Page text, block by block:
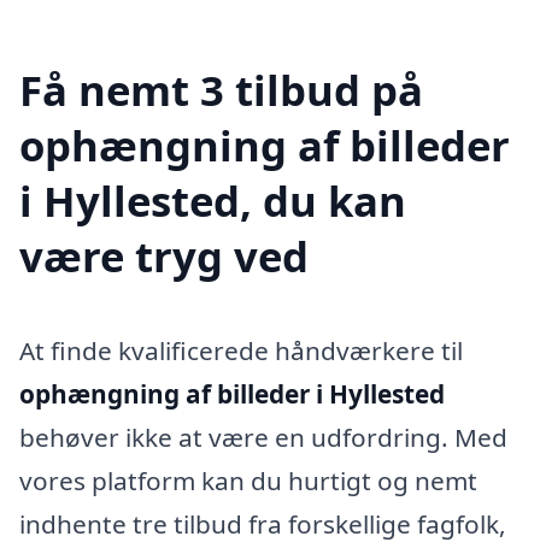
Få nemt 3 tilbud på
ophængning af billeder
i Hyllested, du kan
være tryg ved
At finde kvalificerede håndværkere til
ophængning af billeder i Hyllested
behøver ikke at være en udfordring. Med
vores platform kan du hurtigt og nemt
indhente tre tilbud fra forskellige fagfolk,